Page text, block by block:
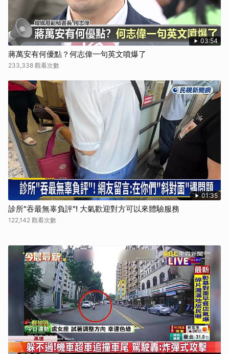
03:54
蔣萬安有何優點？何志偉一句英文噴爆了
233,338 觀看次數
01:35
診所"吞最無辜負評"! 大氣歡迎對方可以來體驗服務
122,142 觀看次數